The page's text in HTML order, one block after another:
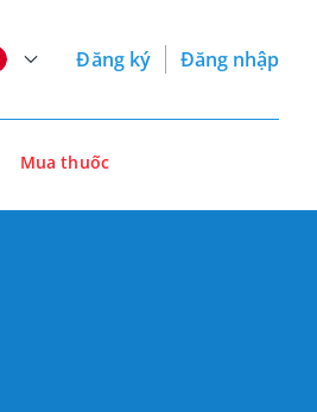
Đăng ký Đăng nhập
Mua thuốc